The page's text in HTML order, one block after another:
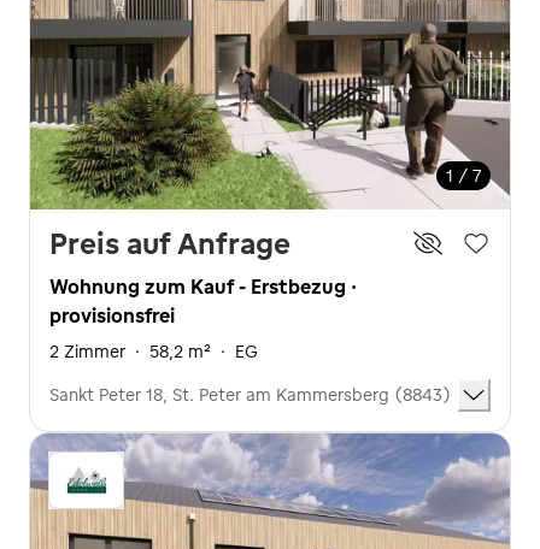
1 / 7
Preis auf Anfrage
Wohnung zum Kauf - Erstbezug ·
provisionsfrei
2 Zimmer · 58,2 m² · EG
Sankt Peter 18, St. Peter am Kammersberg (8843)